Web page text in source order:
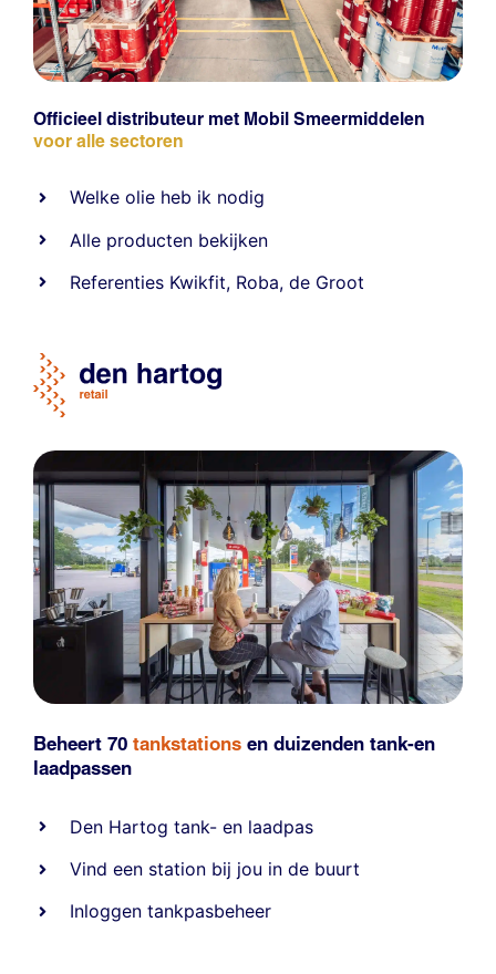
Officieel distributeur met Mobil Smeermiddelen
voor alle sectoren
Welke olie heb ik nodig
Alle producten bekijken
Referenties Kwikfit, Roba,de Groot
Beheert 70 tankstations en duizenden tank-en
laadpassen
Den Hartog tank- en laadpas
Vind een station bij jou in de buurt
Inloggen tankpasbeheer